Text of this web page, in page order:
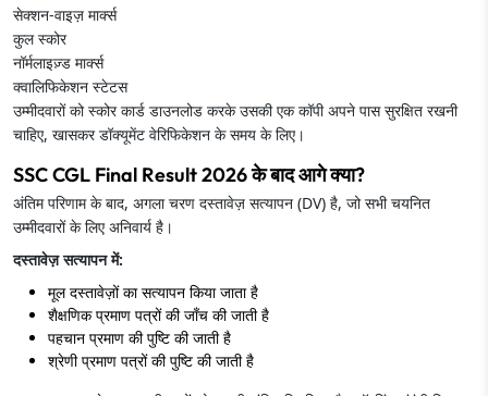
सेक्शन-वाइज़ मार्क्स
कुल स्कोर
नॉर्मलाइज़्ड मार्क्स
क्वालिफिकेशन स्टेटस
उम्मीदवारों को स्कोर कार्ड डाउनलोड करके उसकी एक कॉपी अपने पास सुरक्षित रखनी
चाहिए, खासकर डॉक्यूमेंट वेरिफिकेशन के समय के लिए।
SSC CGL Final Result 2026 के बाद आगे क्या?
अंतिम परिणाम के बाद, अगला चरण दस्तावेज़ सत्यापन (DV) है, जो सभी चयनित
उम्मीदवारों के लिए अनिवार्य है।
दस्तावेज़ सत्यापन में:
मूल दस्तावेज़ों का सत्यापन किया जाता है
शैक्षणिक प्रमाण पत्रों की जाँच की जाती है
पहचान प्रमाण की पुष्टि की जाती है
श्रेणी प्रमाण पत्रों की पुष्टि की जाती है